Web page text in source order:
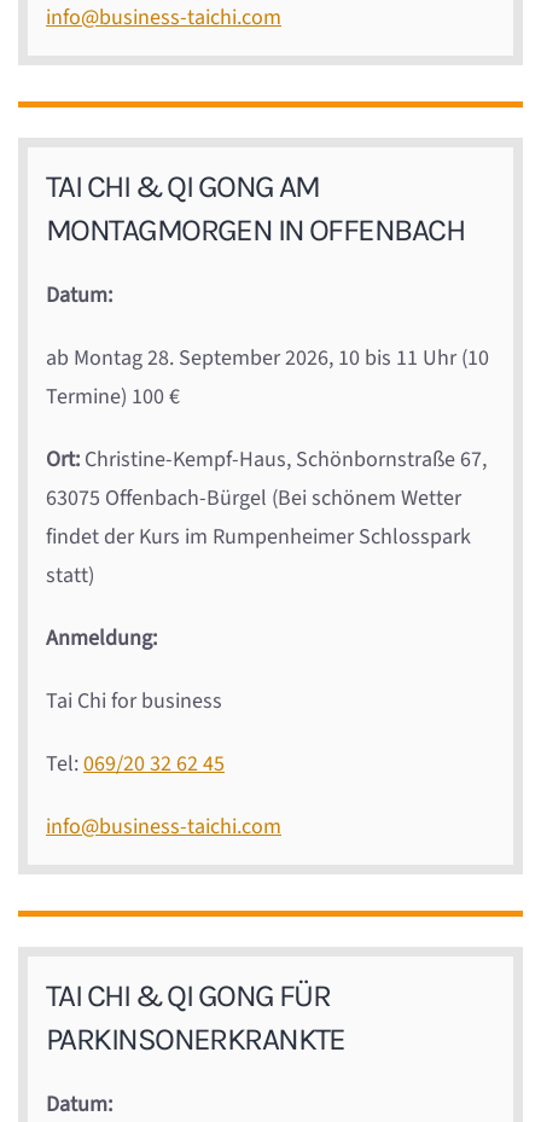
info@business-taichi.com
TAI CHI & QI GONG AM
MONTAGMORGEN IN OFFENBACH
Datum:
ab Montag 28. September 2026, 10 bis 11 Uhr (10
Termine) 100 €
Ort: Christine-Kempf-Haus, Schönbornstraße 67,
63075 Offenbach-Bürgel (Bei schönem Wetter
findet der Kurs im Rumpenheimer Schlosspark
statt)
Anmeldung:
Tai Chi for business
Tel:069/20 32 62 45
info@business-taichi.com
TAI CHI & QI GONG FÜR
PARKINSONERKRANKTE
Datum: